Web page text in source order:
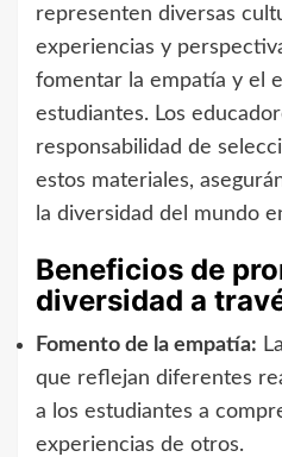
representen diversas
experiencias y
fomentar la empatía y el
estudiantes. Los
responsabilidad de
estos materiales,
la diversidad del mundo
Beneficios de
diversidad a
Fomento de la empatía:
que reflejan diferentes
a los estudiantes a
experiencias de otros.